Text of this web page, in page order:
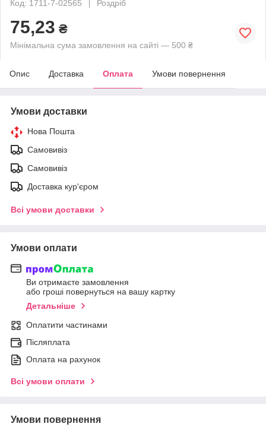
Код: 1711-7-02565
Роздріб
75,23 ₴
Мінімальна сума замовлення на сайті — 500 ₴
Опис Доставка Оплата Умови повернення
Умови доставки
Нова Пошта
Самовивіз
Самовивіз
Доставка кур'єром
Всі умови доставки
Умови оплати
Ви отримаєте замовлення
або гроші повернуться на вашу картку
Детальніше
Оплатити частинами
Післяплата
Оплата на рахунок
Всі умови оплати
Умови повернення